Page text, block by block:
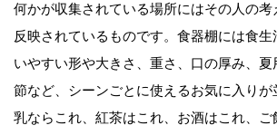
何かが収集されている場所にはその人の
反映されているものです。食器棚には食
いやすい形や大きさ、重さ、口の厚み、
節など、シーンごとに使えるお気に入り
乳ならこれ、紅茶はこれ、お酒はこれ、ご